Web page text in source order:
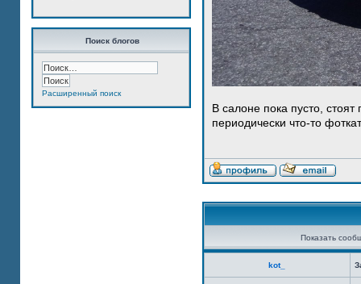
Поиск блогов
Расширенный поиск
В салоне пока пусто,
периодически что-то
Показать
kot_